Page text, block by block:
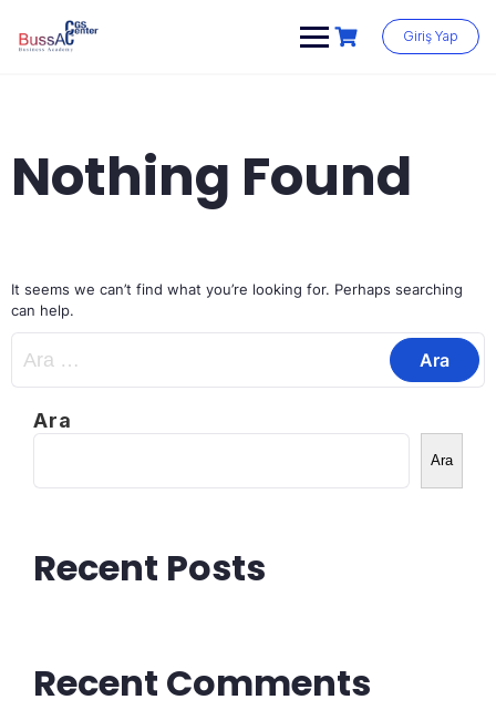
content
Giriş Yap
Nothing Found
It seems we can’t find what you’re looking for. Perhaps searching
can help.
Arama:
Ara
Ara
Recent Posts
Recent Comments